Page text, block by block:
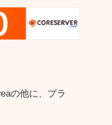
の他に、プラ